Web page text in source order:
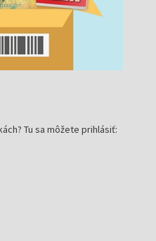
Tu sa môžete prihlásiť: